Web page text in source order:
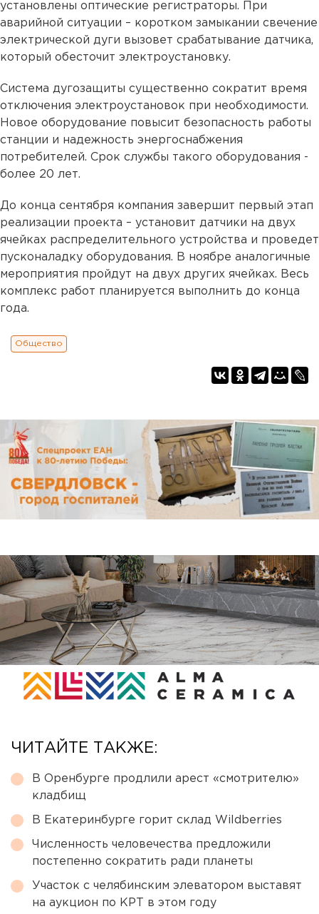
установлены оптические регистраторы. При
аварийной ситуации – коротком замыкании свечение
электрической дуги вызовет срабатывание датчика,
который обесточит электроустановку.
Система дугозащиты существенно сократит время
отключения электроустановок при необходимости.
Новое оборудование повысит безопасность работы
станции и надежность энергоснабжения
потребителей. Срок службы такого оборудования -
более 20 лет.
До конца сентября компания завершит первый этап
реализации проекта – установит датчики на двух
ячейках распределительного устройства и проведет
пусконаладку оборудования. В ноябре аналогичные
мероприятия пройдут на двух других ячейках. Весь
комплекс работ планируется выполнить до конца
года.
Общество
ЧИТАЙТЕ ТАКЖЕ:
В Оренбурге продлили арест «смотрителю»
кладбищ
В Екатеринбурге горит склад Wildberries
Численность человечества предложили
постепенно сократить ради планеты
Участок с челябинским элеватором выставят
на аукцион по КРТ в этом году